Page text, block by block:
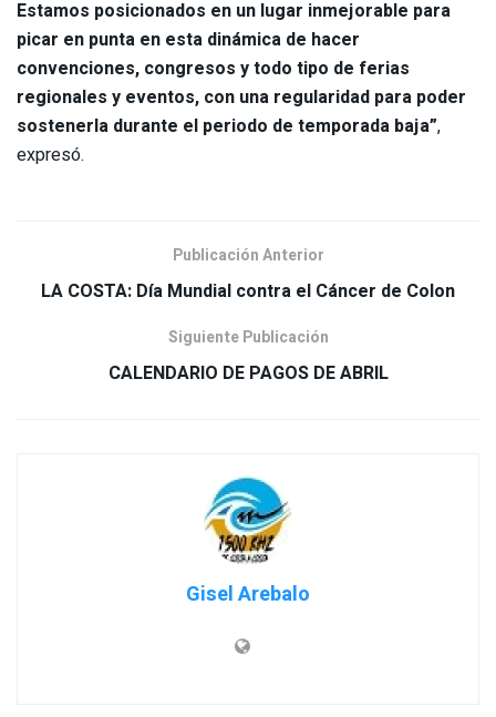
Estamos posicionados en un lugar inmejorable para
picar en punta en esta dinámica de hacer
convenciones, congresos y todo tipo de ferias
regionales y eventos, con una regularidad para poder
sostenerla durante el periodo de temporada baja”,
expresó.
Publicación Anterior
LA COSTA: Día Mundial contra el Cáncer de Colon
Siguiente Publicación
CALENDARIO DE PAGOS DE ABRIL
Gisel Arebalo